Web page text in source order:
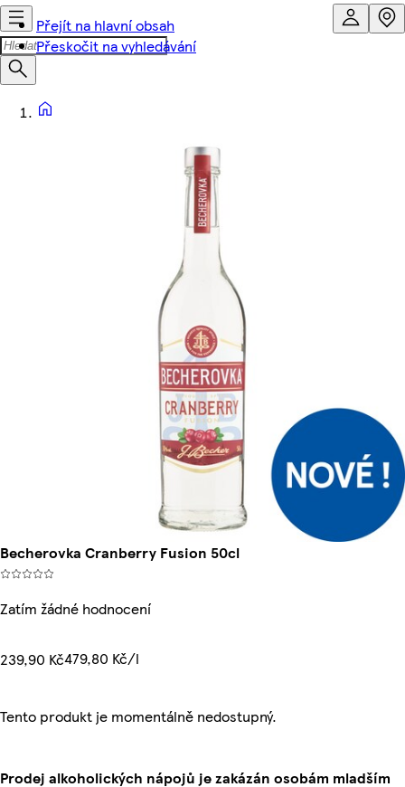
Přejít na hlavní obsah
Přeskočit na vyhledávání
Becherovka Cranberry Fusion 50cl
Zatím žádné hodnocení
239,90 Kč479,80 Kč/l
Tento produkt je momentálně nedostupný.
Prodej alkoholických nápojů je zakázán osobám mladším